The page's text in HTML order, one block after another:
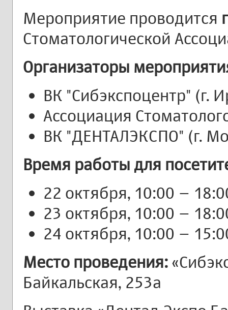
Мероприятие проводится
Стоматологической
Организаторы
ВК "Сибэкспоцентр" (г.
Ассоциация
ВК "ДЕНТАЛЭКСПО" (г.
Время работы для
22 октября, 10:00 –
23 октября, 10:00 –
24 октября, 10:00 –
Место проведения:
Байкальская, 253а